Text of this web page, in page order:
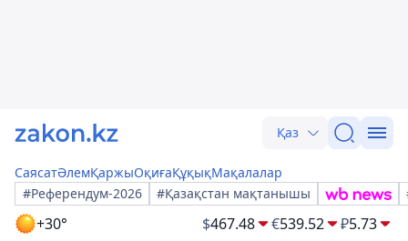
Қаз
СаясатӘлемҚаржыОқиғаҚұқықМақалалар
#Референдум-2026
#Қазақстан мақтанышы
+30° $467.48 €539.52 ₽5.73